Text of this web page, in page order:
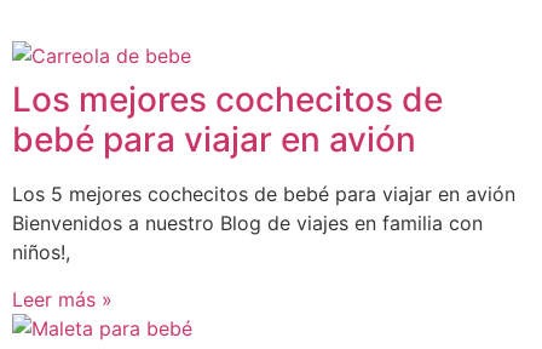
Los mejores cochecitos de
bebé para viajar en avión
Los 5 mejores cochecitos de bebé para viajar en avión
Bienvenidos a nuestro Blog de viajes en familia con
niños!,
Leer más »